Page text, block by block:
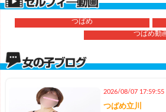
つばめ
つばめ動
2026/08/07 17:59:55
つばめ立川